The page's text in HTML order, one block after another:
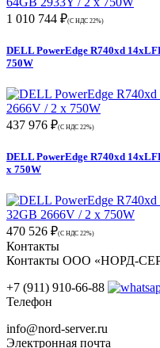
1 010 744 ₽(С НДС 22%)
DELL PowerEdge R740xd
750W
437 976 ₽(С НДС 22%)
DELL PowerEdge R740xd
x 750W
470 526 ₽(С НДС 22%)
Контакты
Контакты ООО «НОРД-
+7 (911) 910-66-88
Телефон
info@nord-server.ru
Электронная почта